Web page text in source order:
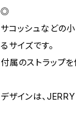
◎
サコッシュなどの
るサイズです。
付属のストラップ
デザインは、